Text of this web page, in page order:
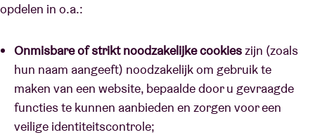
opdelen in o.a.:
Onmisbare of strikt noodzakelijke cookieszijn (zoals
hun naam aangeeft) noodzakelijk om gebruik te
maken van een website, bepaalde door u gevraagde
functies te kunnen aanbieden en zorgen voor een
veilige identiteitscontrole;